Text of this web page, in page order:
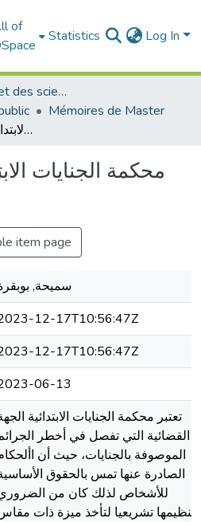
of
Statistics Log In
Faculté de droit et des sciences politiques
Mémoires de Master
محكمة الجنايات الابتدائية في التشريع الجزائري
محكمة الجنايات
item page
سميحة,
12-17T10:56:47Z
12-17T10:56:47Z
06-13
تعتبر محكمة الجنايات الابتدائية
القضائية التي تفصل في أخطر
الموصوفة بالجنايات، حيث أن
الصادرة عنها تمس بالحقوق
للأشخاص لذلك كان من
تنظيمها تشريعيا لتأخذ ميزة ذات